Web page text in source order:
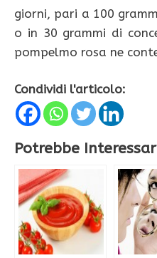
giorni, pari a 100
o in 30 grammi di
pompelmo rosa ne
Condividi l'articolo:
Potrebbe